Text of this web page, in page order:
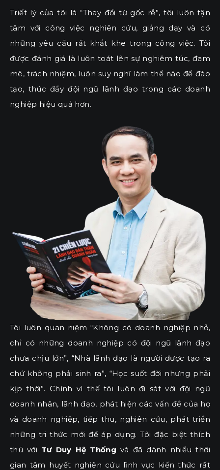
Triết lý của tôi là “Thay đổi từ gốc rễ”, tôi luôn tận
tâm với công việc nghiên cứu, giảng dạy và có
những yêu cầu rất khắt khe trong công việc. Tôi
được đánh giá là luôn toát lên sự nghiêm túc, đam
mê, trách nhiệm, luôn suy nghĩ làm thể nào để đào
tạo, thúc đẩy đội ngũ lãnh đạo trong các doanh
nghiệp hiệu quả hơn.
Tôi luôn quan niệm “Không có doanh nghiệp nhỏ,
chỉ có những doanh nghiệp có đội ngũ lãnh đạo
chưa chịu lớn”, “Nhà lãnh đạo là người được tạo ra
chứ không phải sinh ra”, “Học suốt đời nhưng phải
kịp thời”. Chính vì thế tôi luôn đi sát với đội ngũ
doanh nhân, lãnh đạo, phát hiện các vấn đề của họ
và doanh nghiệp, tiếp thu, nghiên cứu, phát triển
những tri thức mới để áp dụng. Tôi đặc biệt thích
thú với Tư Duy Hệ Thống và đã dành nhiều thời
gian tâm huyết nghiên cứu lĩnh vực kiến thức rất